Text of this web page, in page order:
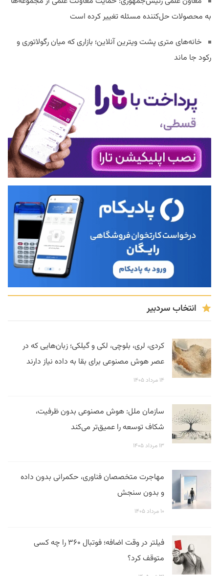
به محصولات حل‌کننده مسئله تغییر کرده است
خانه‌های متری پشت ویترین آنلاین؛ بازاری که میان رگولاتوری و
رکود جا ماند
انتخاب سردبیر
کردی، لری، بلوچی، لکی و گیلکی؛ زبان‌هایی که در
عصر هوش مصنوعی برای بقا به داده نیاز دارند
۱۴ مرداد ۱۴۰۵
سازمان ملل: هوش مصنوعی بدون ظرفیت،
شکاف توسعه را عمیق‌تر می‌کند
۱۳ مرداد ۱۴۰۵
مهاجرت متخصصان فناوری، حکمرانی بدون داده
و بدون سنجش
۱۰ مرداد ۱۴۰۵
فیلتر در وقت اضافه؛ فوتبال ۳۶۰ را چه کسی
متوقف کرد؟